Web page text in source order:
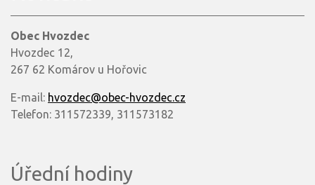
Obec Hvozdec
Hvozdec 12,
267 62 Komárov u Hořovic
E-mail: hvozdec@obec-hvozdec.cz
Telefon: 311572339, 311573182
Úřední hodiny